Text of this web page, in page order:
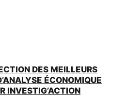
DES MEILLEURS
ÉCONOMIQUE
INVESTIG’ACTION